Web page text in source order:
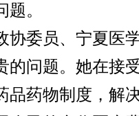
。
委员、宁夏医学
的问题。她在接
品药物制度，解